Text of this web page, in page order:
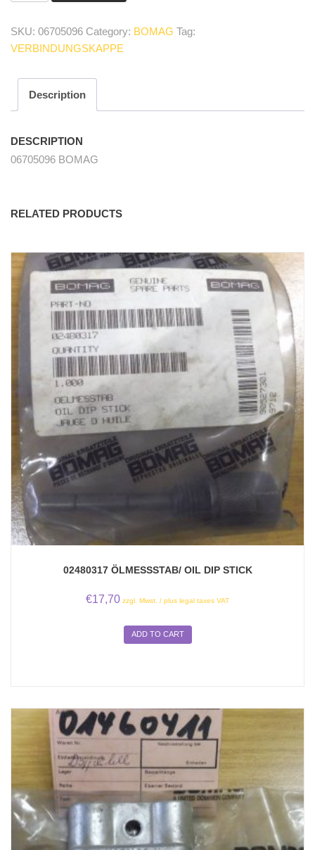
cup
quantity
SKU: 06705096 Category: BOMAG Tag:
VERBINDUNGSKAPPE
Description
DESCRIPTION
06705096 BOMAG
RELATED PRODUCTS
02480317 ÖLMESSSTAB/ OIL DIP STICK
€17,70 zzgl. Mwst. / plus legal taxes VAT
ADD TO CART